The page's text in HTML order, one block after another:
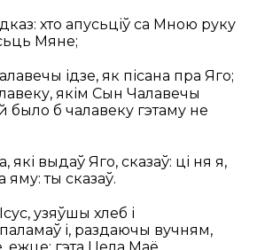
хто апусьціў са Мною руку
Мяне;
ідзе, як пісана пра Яго;
якім Сын Чалавечы
было б чалавеку гэтаму не
выдаў Яго, сказаў: ці ня я,
яму:ты сказаў.
узяўшы хлеб і
і, раздаючы вучням,